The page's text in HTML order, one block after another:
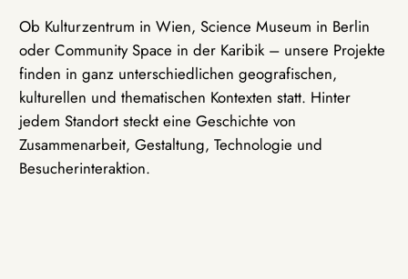
Ob Kulturzentrum in Wien, Science Museum in Berlin
oder Community Space in der Karibik – unsere Projekte
finden in ganz unterschiedlichen geografischen,
kulturellen und thematischen Kontexten statt. Hinter
jedem Standort steckt eine Geschichte von
Zusammenarbeit, Gestaltung, Technologie und
Besucherinteraktion.